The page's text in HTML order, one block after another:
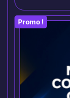
Promo !